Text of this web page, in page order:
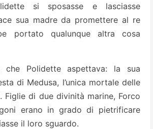
si sposasse e lasciasse
sua madre da promettere al re
portato qualunque altra cosa
che Polidette aspettava: la sua
di Medusa, l’unica mortale delle
. Figlie di due divinità marine, Forco
erano in grado di pietrificare
il loro sguardo.